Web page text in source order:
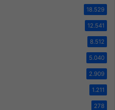
18.529
12.541
8.512
5.040
2.909
1.211
278